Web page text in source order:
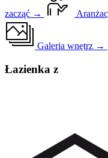
zacząć →
Galeria wnętrz →
Łazienka z